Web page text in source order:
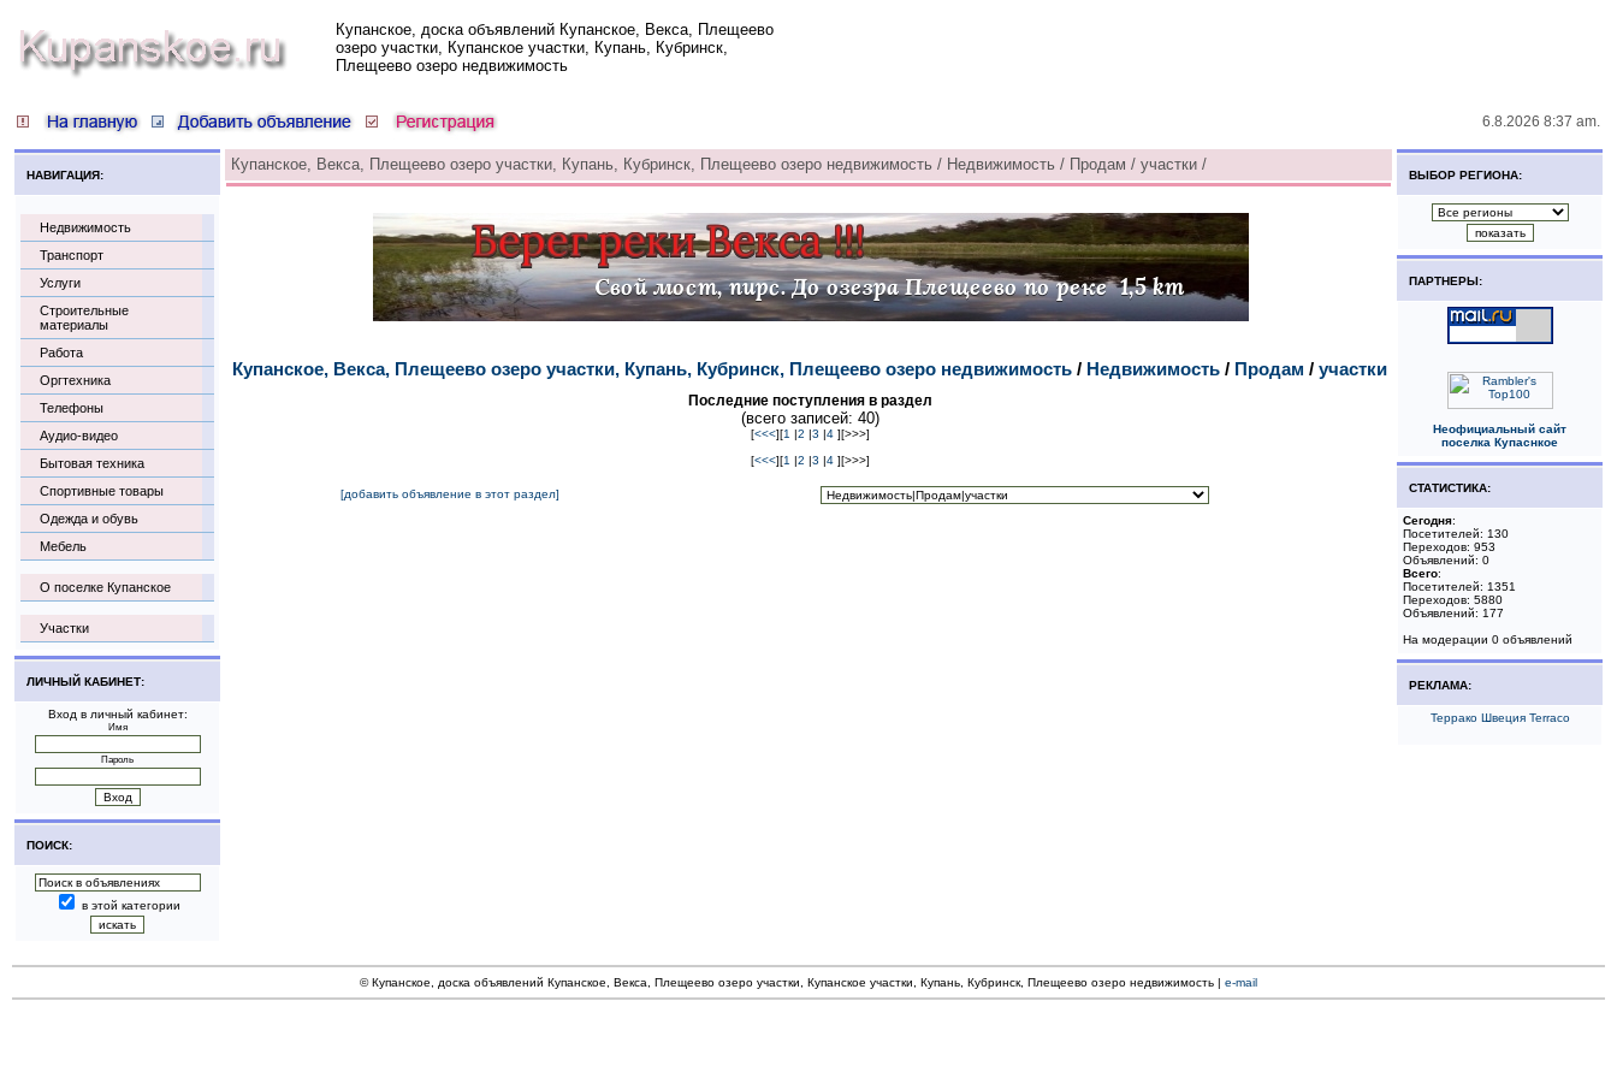
Купанское, доска объявлений Купанское, Векса, Плещеево
озеро участки, Купанское участки, Купань, Кубринск,
Плещеево озеро недвижимость
6.8.2026 8:37 am.
НАВИГАЦИЯ:
Недвижимость
Транспорт
Услуги
Строительные
материалы
Работа
Оргтехника
Телефоны
Аудио-видео
Бытовая техника
Спортивные товары
Одежда и обувь
Мебель
О поселке Купанское
Участки
ЛИЧНЫЙ КАБИНЕТ:
Вход в личный кабинет:
Имя
Пароль
ПОИСК:
в этой категории
Купанское, Векса, Плещеево озеро участки, Купань, Кубринск, Плещеево озеро недвижимость / Недвижимость / Продам / участки /
Купанское, Векса, Плещеево озеро участки, Купань, Кубринск, Плещеево озеро недвижимость / Недвижимость / Продам / участки
Последние поступления в раздел
(всего записей: 40)
[<<<][1 |2 |3 |4 ][>>>]
[<<<][1 |2 |3 |4 ][>>>]
[добавить объявление в этот раздел]
ВЫБОР РЕГИОНА:
ПАРТНЕРЫ:
Неофициальный сайт
поселка Купаснкое
СТАТИСТИКА:
Сегодня:
Посетителей: 130
Переходов: 953
Объявлений: 0
Всего:
Посетителей: 1351
Переходов: 5880
Объявлений: 177
На модерации 0 объявлений
РЕКЛАМА:
Террако Швеция Terraco
© Купанское, доска объявлений Купанское, Векса, Плещеево озеро участки, Купанское участки, Купань, Кубринск, Плещеево озеро недвижимость | e-mail